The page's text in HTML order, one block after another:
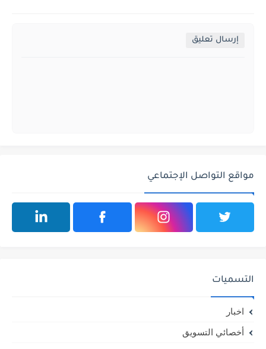
إرسال تعليق
مواقع التواصل الإجتماعي
التسميات
اخبار
أخصائي التسويق